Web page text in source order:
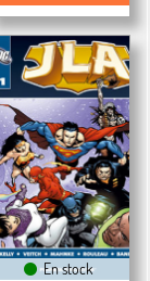
En stock